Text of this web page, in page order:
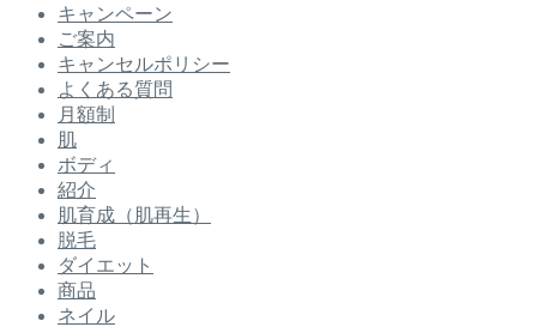
キャンペーン
ご案内
キャンセルポリシー
よくある質問
月額制
肌
ボディ
紹介
肌育成（肌再生）
脱毛
ダイエット
商品
ネイル